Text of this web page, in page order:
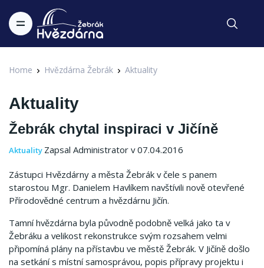
Home Hvězdárna Žebrák Aktuality
Aktuality
Žebrák chytal inspiraci v Jičíně
Aktuality Zapsal Administrator v 07.04.2016
Zástupci Hvězdárny a města Žebrák v čele s panem
starostou Mgr. Danielem Havlíkem navštívili nově otevřené
Přírodovědné centrum a hvězdárnu Jičín.
Tamní hvězdárna byla původně podobně velká jako ta v
Žebráku a velikost rekonstrukce svým rozsahem velmi
připomíná plány na přístavbu ve městě Žebrák. V Jičíně došlo
na setkání s místní samosprávou, popis přípravy projektu i